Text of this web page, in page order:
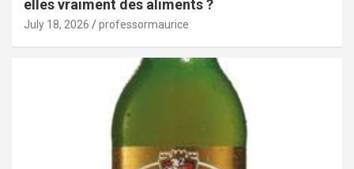
elles vraiment des aliments ?
July 18, 2026 professormaurice